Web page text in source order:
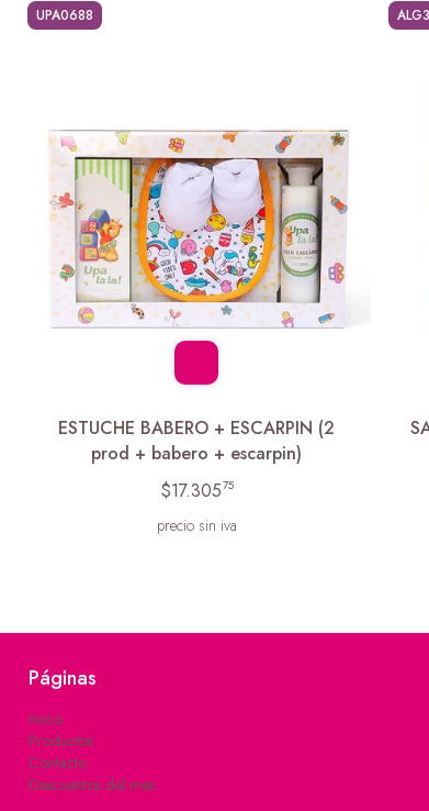
UPA0688
ESTUCHE BABERO + ESCARPIN (2
prod + babero + escarpin)
$17.30575
precio sin iva
Páginas
Inicio
Productos
Contacto
Descuentos del mes